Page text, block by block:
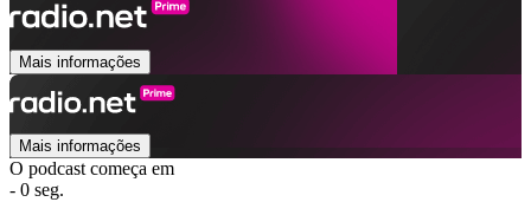
Mais informações
Mais informações
O podcast começa em
- 0 seg.